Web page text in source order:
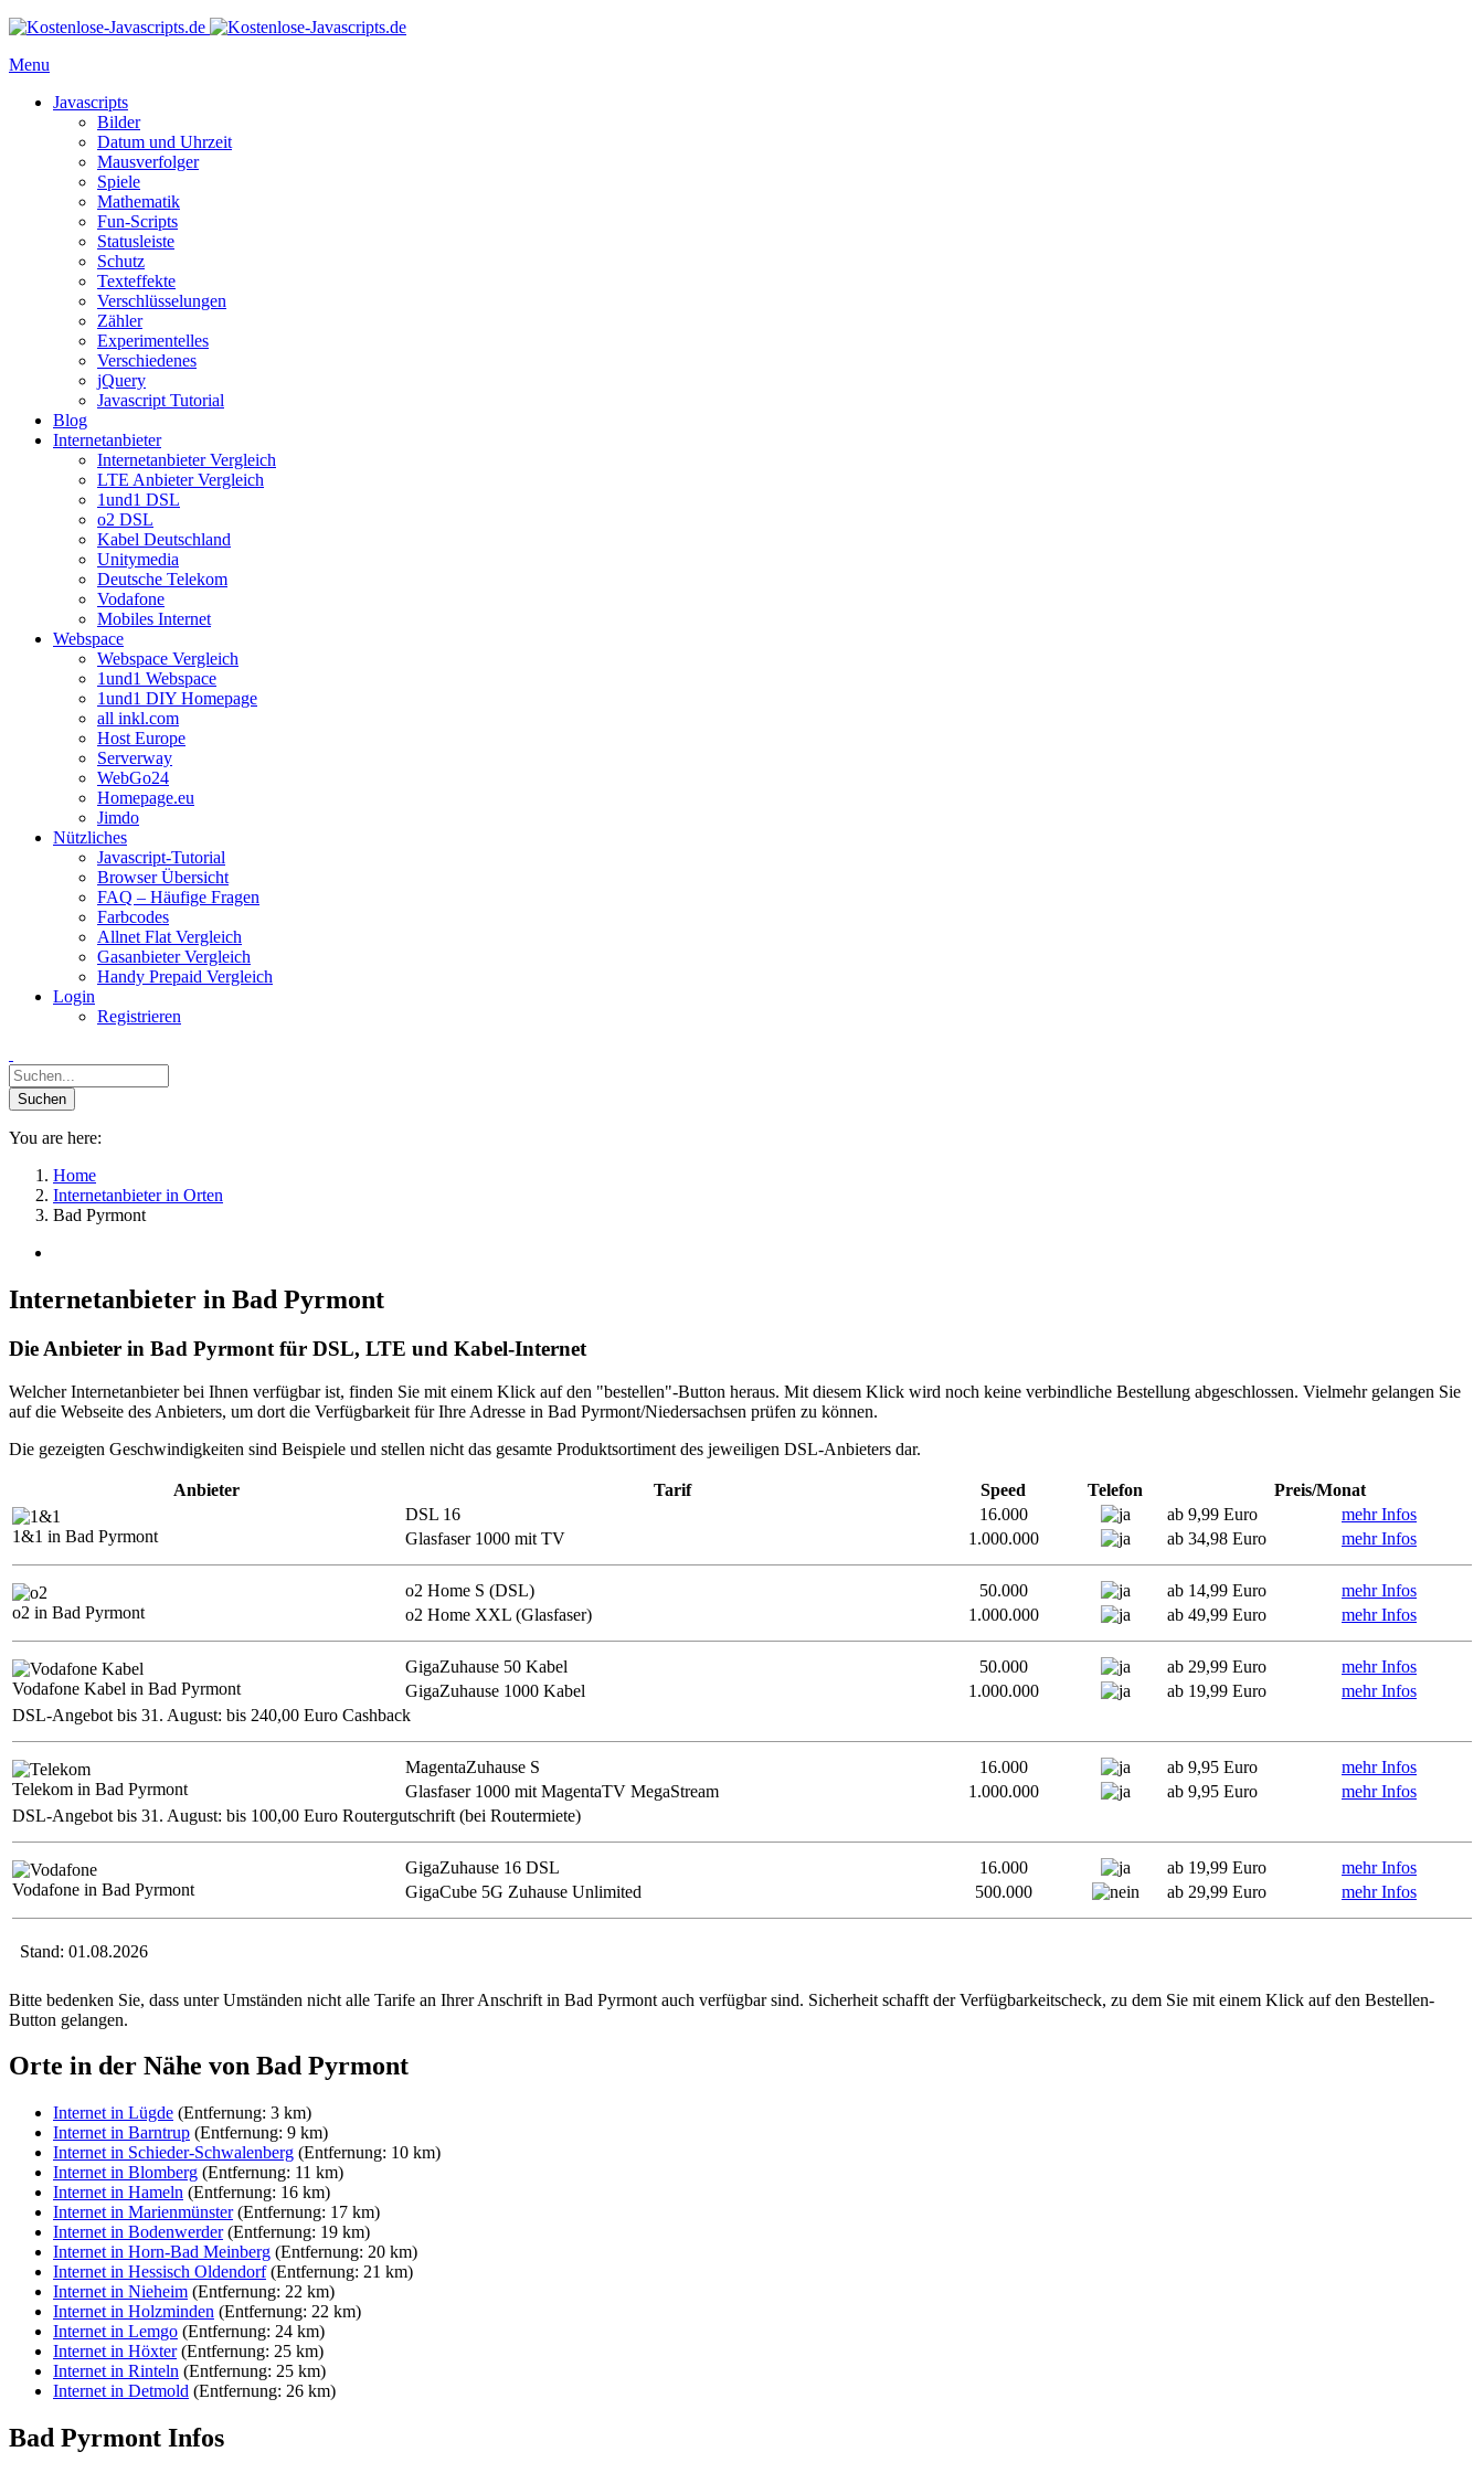
Menu
Javascripts
Bilder
Datum und Uhrzeit
Mausverfolger
Spiele
Mathematik
Fun-Scripts
Statusleiste
Schutz
Texteffekte
Verschlüsselungen
Zähler
Experimentelles
Verschiedenes
jQuery
Javascript Tutorial
Blog
Internetanbieter
Internetanbieter Vergleich
LTE Anbieter Vergleich
1und1 DSL
o2 DSL
Kabel Deutschland
Unitymedia
Deutsche Telekom
Vodafone
Mobiles Internet
Webspace
Webspace Vergleich
1und1 Webspace
1und1 DIY Homepage
all inkl.com
Host Europe
Serverway
WebGo24
Homepage.eu
Jimdo
Nützliches
Javascript-Tutorial
Browser Übersicht
FAQ – Häufige Fragen
Farbcodes
Allnet Flat Vergleich
Gasanbieter Vergleich
Handy Prepaid Vergleich
Login
Registrieren
You are here:
Home
Internetanbieter in Orten
Bad Pyrmont
Internetanbieter in Bad Pyrmont
Die Anbieter in Bad Pyrmont für DSL, LTE und Kabel-Internet
Welcher Internetanbieter bei Ihnen verfügbar ist, finden Sie mit einem Klick auf den "bestellen"-Button heraus. Mit diesem Klick wird noch keine verbindliche Bestellung abgeschlossen. Vielmehr gelangen Sie
auf die Webseite des Anbieters, um dort die Verfügbarkeit für Ihre Adresse in Bad Pyrmont/Niedersachsen prüfen zu können.
Die gezeigten Geschwindigkeiten sind Beispiele und stellen nicht das gesamte Produktsortiment des jeweiligen DSL-Anbieters dar.
Anbieter Tarif Speed Telefon Preis/Monat
1&1 in Bad Pyrmont
DSL 16 16.000 ab 9,99 Euro
mehr Infos
Glasfaser 1000 mit TV
1.000.000 ab 34,98 Euro mehr Infos
o2 in Bad Pyrmont
o2 Home S (DSL) 50.000 ab 14,99 Euro
mehr Infos
o2 Home XXL (Glasfaser)
1.000.000 ab 49,99 Euro mehr Infos
Vodafone Kabel in Bad Pyrmont
GigaZuhause 50 Kabel 50.000 ab 29,99 Euro
mehr Infos
GigaZuhause 1000 Kabel
1.000.000 ab 19,99 Euro
mehr Infos
DSL-Angebot bis 31. August: bis 240,00 Euro Cashback
Telekom in Bad Pyrmont
MagentaZuhause S 16.000 ab 9,95 Euro
mehr Infos
Glasfaser 1000 mit MagentaTV MegaStream
1.000.000 ab 9,95 Euro
mehr Infos
DSL-Angebot bis 31. August: bis 100,00 Euro Routergutschrift (bei Routermiete)
Vodafone in Bad Pyrmont
GigaZuhause 16 DSL 16.000 ab 19,99 Euro
mehr Infos
GigaCube 5G Zuhause Unlimited
500.000 ab 29,99 Euro mehr Infos
Stand: 01.08.2026
Bitte bedenken Sie, dass unter Umständen nicht alle Tarife an Ihrer Anschrift in Bad Pyrmont auch verfügbar sind. Sicherheit schafft der Verfügbarkeitscheck, zu dem Sie mit einem Klick auf den Bestellen-
Button gelangen.
Orte in der Nähe von Bad Pyrmont
Internet in Lügde (Entfernung: 3 km)
Internet in Barntrup (Entfernung: 9 km)
Internet in Schieder-Schwalenberg (Entfernung: 10 km)
Internet in Blomberg (Entfernung: 11 km)
Internet in Hameln (Entfernung: 16 km)
Internet in Marienmünster(Entfernung: 17 km)
Internet in Bodenwerder(Entfernung: 19 km)
Internet in Horn-Bad Meinberg (Entfernung: 20 km)
Internet in Hessisch Oldendorf(Entfernung: 21 km)
Internet in Nieheim (Entfernung: 22 km)
Internet in Holzminden (Entfernung: 22 km)
Internet in Lemgo (Entfernung: 24 km)
Internet in Höxter(Entfernung: 25 km)
Internet in Rinteln (Entfernung: 25 km)
Internet in Detmold (Entfernung: 26 km)
Bad Pyrmont Infos